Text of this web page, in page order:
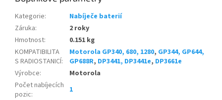
Kategorie:
Nabíječe baterií
Záruka:
2 roky
Hmotnost:
0.151 kg
KOMPATIBILITA
S RADIOSTANICÍ:
Motorola GP340, 680, 1280, GP344, GP644,
GP688R, DP3441, DP3441e, DP3661e
Výrobce:
Motorola
Počet nabíjecích
pozic:
1